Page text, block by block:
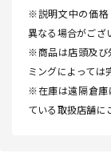
※説明文中の価格
異なる場合がござ
※商品は店頭及び
ミングによっては
※在庫は遠隔倉庫
ている取扱店舗に